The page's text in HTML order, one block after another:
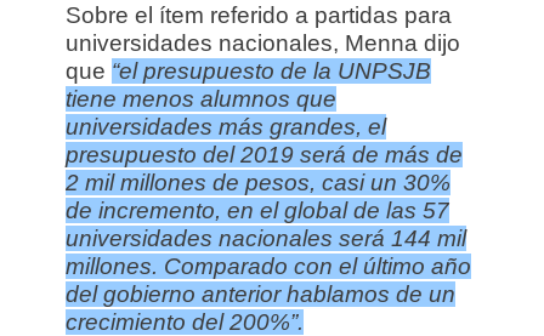
Sobre el ítem referido a partidas para
universidades nacionales, Menna dijo
que “el presupuesto de la UNPSJB
tiene menos alumnos que
universidades más grandes, el
presupuesto del 2019 será de más de
2 mil millones de pesos, casi un 30%
de incremento, en el global de las 57
universidades nacionales será 144 mil
millones. Comparado con el último año
del gobierno anterior hablamos de un
crecimiento del 200%”.